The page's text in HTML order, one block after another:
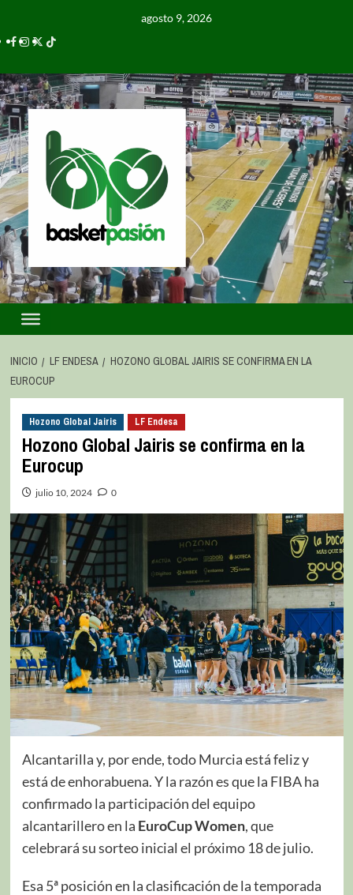
agosto 9, 2026
INICIO LF ENDESA
HOZONO GLOBAL JAIRIS SE CONFIRMA EN LA
EUROCUP
Hozono Global Jairis LF Endesa
Hozono Global Jairis se confirma en la
Eurocup
julio 10, 2024 0
Alcantarilla y, por ende, todo Murcia está feliz y
está de enhorabuena. Y la razón es que la FIBA ha
confirmado la participación del equipo
alcantarillero en la EuroCup Women, que
celebrará su sorteo inicial el próximo 18 de julio.
Esa 5ª posición en la clasificación de la temporada